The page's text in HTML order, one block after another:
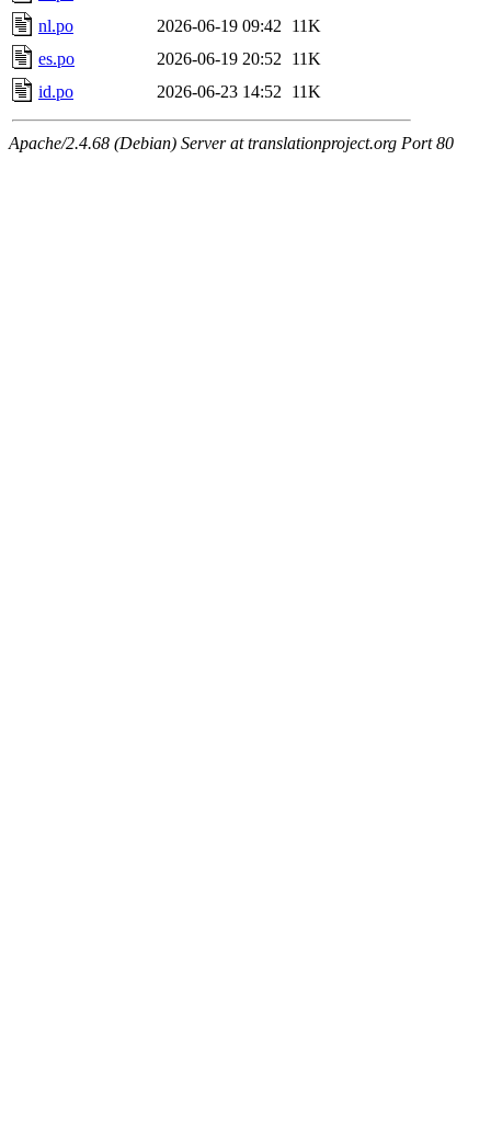
nl.po
2026-06-19 09:42
11K
es.po
2026-06-19 20:52
11K
id.po
2026-06-23 14:52 11K
Apache/2.4.68 (Debian) Server at translationproject.org Port 80